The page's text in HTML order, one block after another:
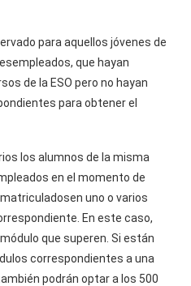
para aquellos jóvenes de
que hayan
de la ESO pero no hayan
para obtener el
los alumnos de la misma
en el momento de
uno o varios
En este caso,
que superen. Si están
correspondientes a una
podrán optar a los 500